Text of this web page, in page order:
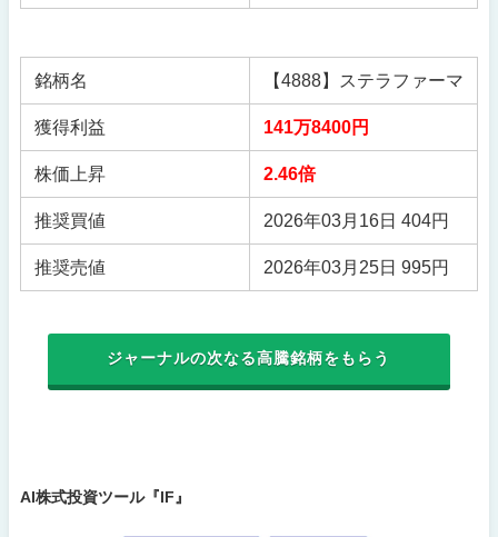
銘柄名 【4888】ステラファーマ
獲得利益 141万8400円
株価上昇 2.46倍
推奨買値 2026年03月16日 404円
推奨売値 2026年03月25日 995円
ジャーナルの次なる高騰銘柄をもらう
AI株式投資ツール『IF』